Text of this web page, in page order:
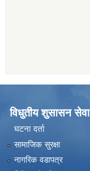
विधुतीय शुसासन सेवा
घटना दर्ता
सामाजिक सुरक्षा
नागरिक वडापत्र